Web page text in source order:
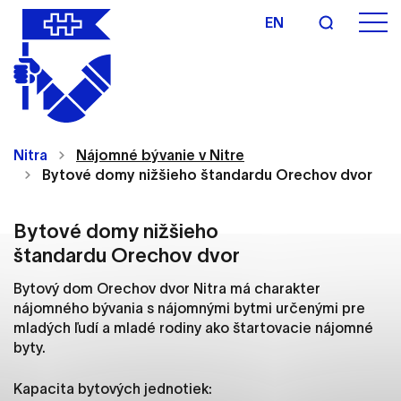
EN
Nitra
Nájomné bývanie v Nitre
Bytové domy nižšieho štandardu Orechov dvor
Bytové domy nižšieho
štandardu Orechov dvor
Bytový dom Orechov dvor Nitra má charakter
nájomného bývania s nájomnými bytmi určenými pre
mladých ľudí a mladé rodiny ako štartovacie nájomné
byty.
Kapacita bytových jednotiek:
Nastavenie cookies
stránky môžu ukladať informácie o vašej aktivite a
preferenciách. Používajú sa napríklad k tomu, aby
prihlásenie alebo aby sa uložila Vaša voľba v tomto
okne.
Vyberte úroveň cookies, ktorú chcete povoliť
Technické cookies
Technické súbory cookie sú pre prevádzku
uplatniteľnými tým, že umožňujú základné funkcie,